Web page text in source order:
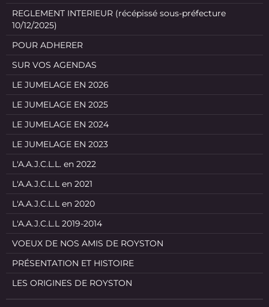
REGLEMENT INTERIEUR (récépissé sous-préfecture
10/12/2025)
POUR ADHERER
SUR VOS AGENDAS
LE JUMELAGE EN 2026
LE JUMELAGE EN 2025
LE JUMELAGE EN 2024
LE JUMELAGE EN 2023
L'A.A.J.C.L.L. en 2022
L'A.A.J.C.L.L en 2021
L'A.A.J.C.L.L en 2020
L'A.A.J.C.L.L 2019-2014
VOEUX DE NOS AMIS DE ROYSTON
PRÉSENTATION ET HISTOIRE
LES ORIGINES DE ROYSTON